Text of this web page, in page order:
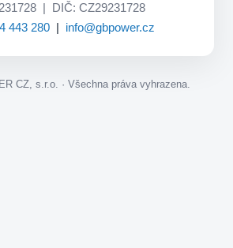
| DIČ: CZ29231728
443 280 | info@gbpower.cz
CZ, s.r.o. · Všechna práva vyhrazena.